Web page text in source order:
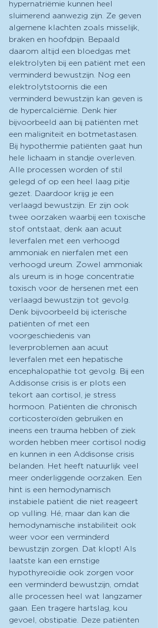
hypernatriëmie kunnen heel
sluimerend aanwezig zijn. Ze geven
algemene klachten zoals misselijk,
braken en hoofdpijn. Bepaald
daarom altijd een bloedgas met
elektrolyten bij een patiënt met een
verminderd bewustzijn. Nog een
elektrolytstoornis die een
verminderd bewustzijn kan geven is
de hypercalciëmie. Denk hier
bijvoorbeeld aan bij patiënten met
een maligniteit en botmetastasen.
Bij hypothermie patiënten gaat hun
hele lichaam in standje overleven.
Alle processen worden of stil
gelegd of op een heel laag pitje
gezet. Daardoor krijg je een
verlaagd bewustzijn. Er zijn ook
twee oorzaken waarbij een toxische
stof ontstaat, denk aan acuut
leverfalen met een verhoogd
ammoniak en nierfalen met een
verhoogd ureum. Zowel ammoniak
als ureum is in hoge concentratie
toxisch voor de hersenen met een
verlaagd bewustzijn tot gevolg.
Denk bijvoorbeeld bij icterische
patiënten of met een
voorgeschiedenis van
leverproblemen aan acuut
leverfalen met een hepatische
encephalopathie tot gevolg. Bij een
Addisonse crisis is er plots een
tekort aan cortisol, je stress
hormoon. Patiënten die chronisch
corticosteroïden gebruiken en
ineens een trauma hebben of ziek
worden hebben meer cortisol nodig
en kunnen in een Addisonse crisis
belanden. Het heeft natuurlijk veel
meer onderliggende oorzaken. Een
hint is een hemodynamisch
instabiele patiënt die niet reageert
op vulling. Hé, maar dan kan die
hemodynamische instabiliteit ook
weer voor een verminderd
bewustzijn zorgen. Dat klopt! Als
laatste kan een ernstige
hypothyreoïdie ook zorgen voor
een verminderd bewustzijn, omdat
alle processen heel wat langzamer
gaan. Een tragere hartslag, kou
gevoel, obstipatie. Deze patiënten